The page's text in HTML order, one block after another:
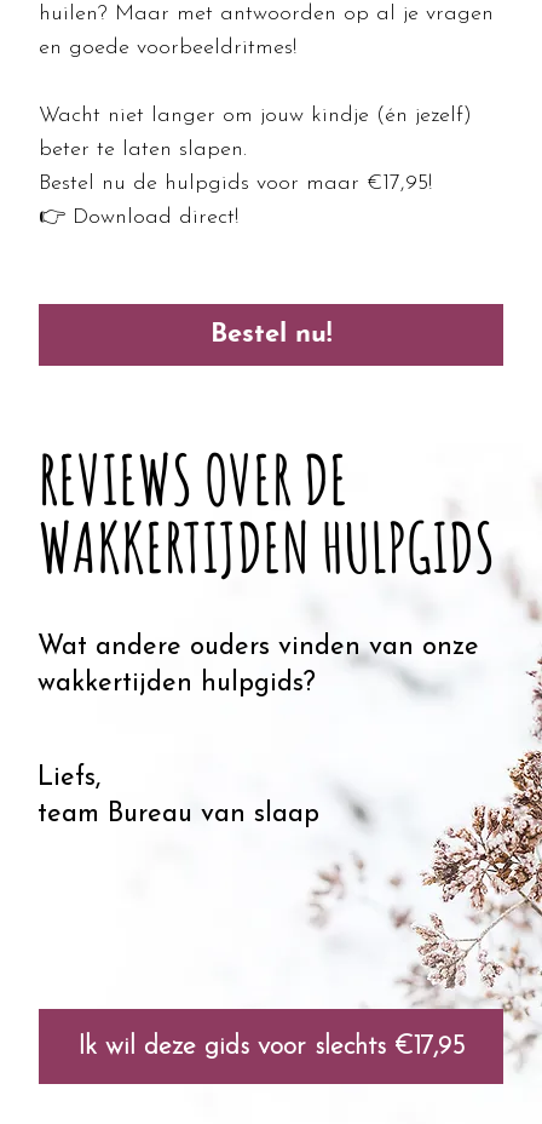
huilen? Maar met antwoorden op al je vragen
en goede voorbeeldritmes!
Wacht niet langer om jouw kindje (én jezelf)
beter te laten slapen.
Bestel nu de hulpgids voor maar €17,95!
👉 Download direct!
Bestel nu!
REVIEWS OVER DE
WAKKERTIJDEN HULPGIDS
Wat andere ouders vinden van onze
wakkertijden hulpgids?
Liefs,
team Bureau van slaap
Ik wil deze gids voor slechts €17,95